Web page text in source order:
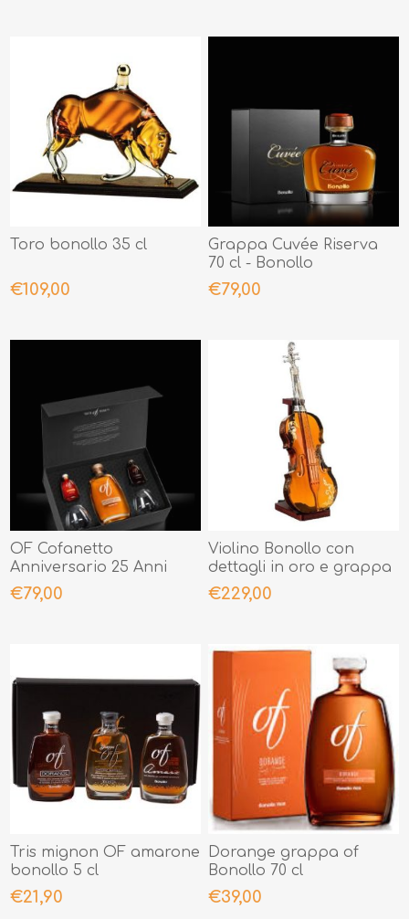
Toro bonollo 35 cl
€109,00
Grappa Cuvée Riserva
70 cl - Bonollo
€79,00
OF Cofanetto
Anniversario 25 Anni
€79,00
Violino Bonollo con
dettagli in oro e grappa
barrique
€229,00
Tris mignon OF amarone
bonollo 5 cl
€21,90
Dorange grappa of
Bonollo 70 cl
€39,00